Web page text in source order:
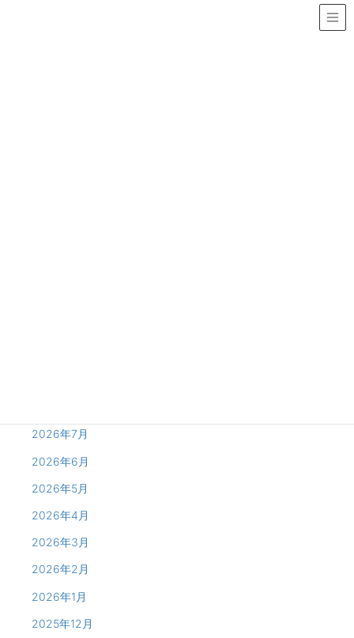
2026年7月
2026年6月
2026年5月
2026年4月
2026年3月
2026年2月
2026年1月
2025年12月